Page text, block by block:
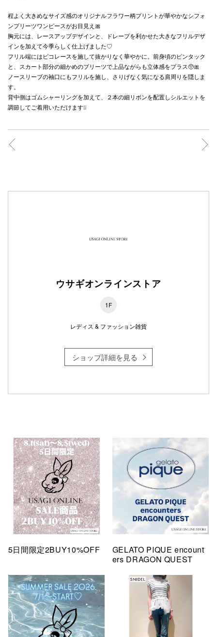
程よく大きめなサイズ感のオリジナルフラワー柄プリントが華やかなシフォ
ンプリーツワンピースがお目見え🎀
胸元には、レースアップデザインと、ドレープを利かせた大きなフリルデザ
インを加えて今季らしく仕上げました♡
フリル端にはピコレースを施して抜かりなく華やかに。前身頃のピンタック
と、スカート部分の細かめのプリーツで上品ながらも立体感をプラス🥺🎀
ノースリーブの袖口にもフリルを施し、さりげなく気になる肩周りを隠しま
す。
背中側はゴムシャーリングを加えて、２本の細リボンを配置しシルエットを
調節してご着用いただけます❕❕
ウサギオンラインストア
1F
レディス & ファッション雑貨
ショップ詳細を見る
5日間限定2BUY10%OFF
GELATO PIQUE encount
ers DRAGON QUEST
横浜